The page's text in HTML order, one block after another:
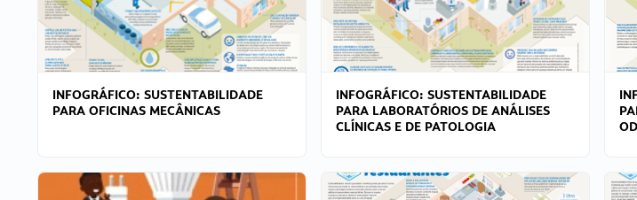
INFOGRÁFICO: SUSTENTABILIDADE
PARA OFICINAS MECÂNICAS
INFOGRÁFICO: SUSTENTABILIDADE
PARA LABORATÓRIOS DE ANÁLISES
CLÍNICAS E DE PATOLOGIA